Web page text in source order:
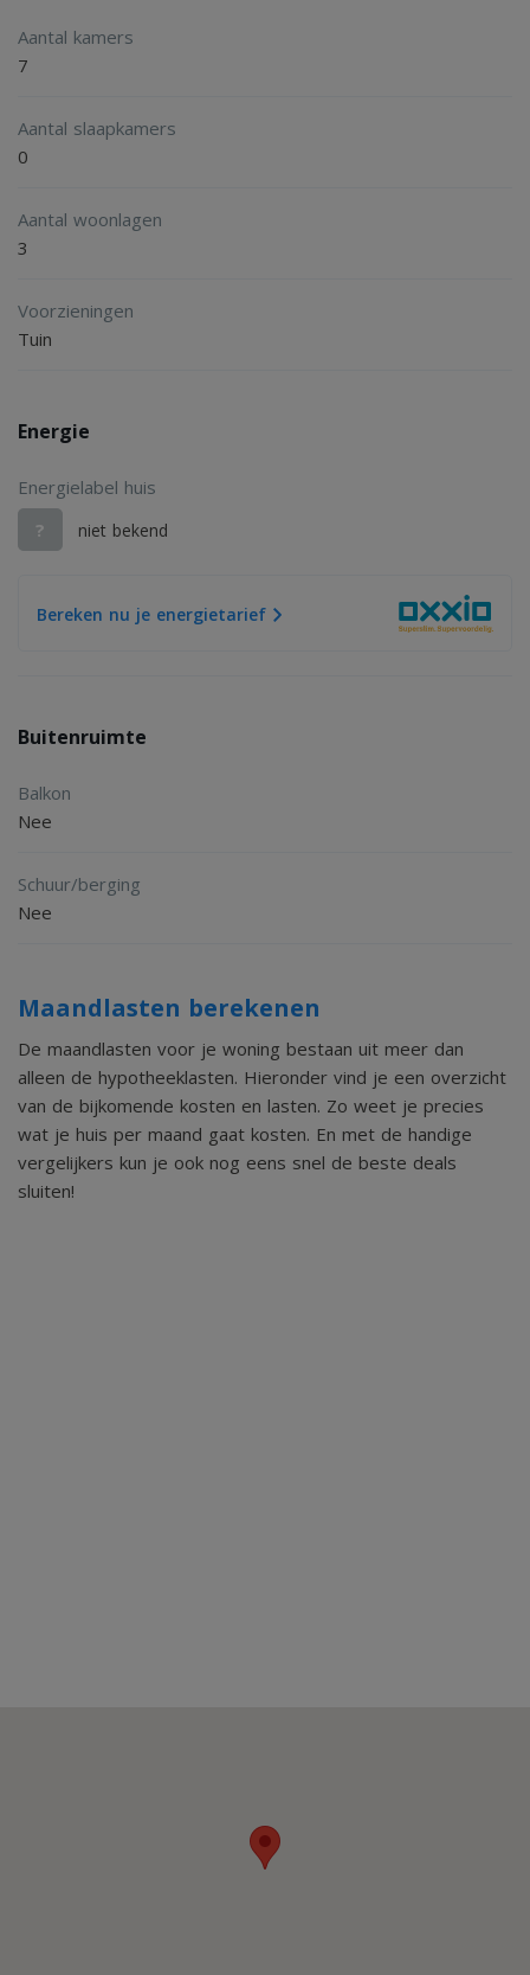
Voor meer informatie of een bezichtiging kunt u contact
met ons opnemen.
Investeer in de toekomst van recreatie en natuur!
Aantal kamers
7
Aantal slaapkamers
0
Aantal woonlagen
3
Voorzieningen
Tuin
Energie
Energielabel huis
?
niet bekend
Bereken nu je energietarief
Buitenruimte
Balkon
Nee
Schuur/berging
Nee
Maandlasten berekenen
De maandlasten voor je woning bestaan uit meer dan
alleen de hypotheeklasten. Hieronder vind je een overzicht
van de bijkomende kosten en lasten. Zo weet je precies
wat je huis per maand gaat kosten. En met de handige
vergelijkers kun je ook nog eens snel de beste deals
sluiten!